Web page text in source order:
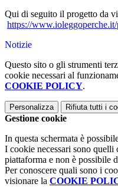
Qui di seguito il progetto da
https://www.ioleggoperche.it/
Notizie
Questo sito o gli strumenti
cookie necessari al
COOKIE POLICY.
Personalizza Rifiuta tutti i
Gestione cookie
In questa schermata è
I cookie necessari sono
piattaforma e non è possibile
Per conoscere quali sono i
visionare la COOKIE